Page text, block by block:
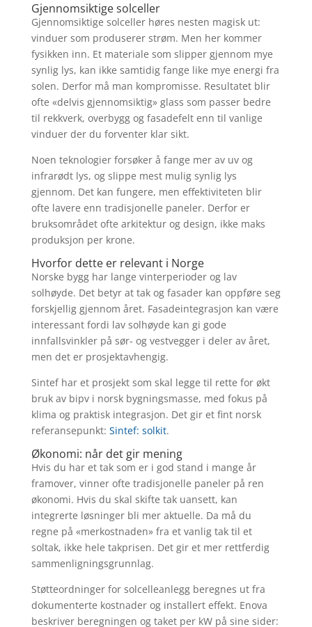
Gjennomsiktige solceller
Gjennomsiktige solceller høres nesten magisk ut:
vinduer som produserer strøm. Men her kommer
fysikken inn. Et materiale som slipper gjennom mye
synlig lys, kan ikke samtidig fange like mye energi fra
solen. Derfor må man kompromisse. Resultatet blir
ofte «delvis gjennomsiktig» glass som passer bedre
til rekkverk, overbygg og fasadefelt enn til vanlige
vinduer der du forventer klar sikt.
Noen teknologier forsøker å fange mer av uv og
infrarødt lys, og slippe mest mulig synlig lys
gjennom. Det kan fungere, men effektiviteten blir
ofte lavere enn tradisjonelle paneler. Derfor er
bruksområdet ofte arkitektur og design, ikke maks
produksjon per krone.
Hvorfor dette er relevant i Norge
Norske bygg har lange vinterperioder og lav
solhøyde. Det betyr at tak og fasader kan oppføre seg
forskjellig gjennom året. Fasadeintegrasjon kan være
interessant fordi lav solhøyde kan gi gode
innfallsvinkler på sør- og vestvegger i deler av året,
men det er prosjektavhengig.
Sintef har et prosjekt som skal legge til rette for økt
bruk av bipv i norsk bygningsmasse, med fokus på
klima og praktisk integrasjon. Det gir et fint norsk
referansepunkt: Sintef: solkit.
Økonomi: når det gir mening
Hvis du har et tak som er i god stand i mange år
framover, vinner ofte tradisjonelle paneler på ren
økonomi. Hvis du skal skifte tak uansett, kan
integrerte løsninger bli mer aktuelle. Da må du
regne på «merkostnaden» fra et vanlig tak til et
soltak, ikke hele takprisen. Det gir et mer rettferdig
sammenligningsgrunnlag.
Støtteordninger for solcelleanlegg beregnes ut fra
dokumenterte kostnader og installert effekt. Enova
beskriver beregningen og taket per kW på sine sider: